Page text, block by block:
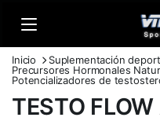
Inicio
Suplementación
Precursores Hormonales
Potencializadores de
TESTO